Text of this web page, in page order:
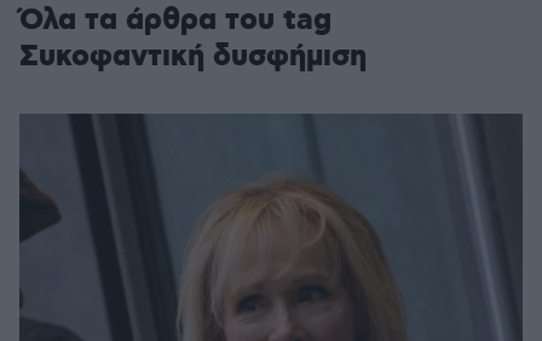
Όλα τα άρθρα του tag
Συκοφαντική δυσφήμιση